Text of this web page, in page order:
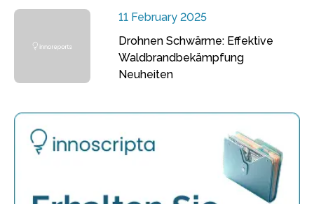
11 February 2025
Drohnen Schwärme: Effektive
Waldbrandbekämpfung
Neuheiten